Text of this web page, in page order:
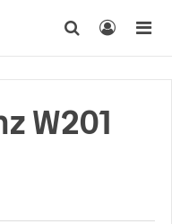
W201